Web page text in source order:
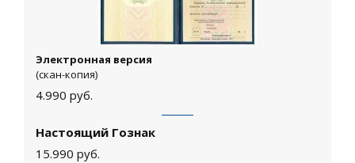
Электронная версия
(скан-копия)
4.990 руб.
Настоящий Гознак
15.990 руб.